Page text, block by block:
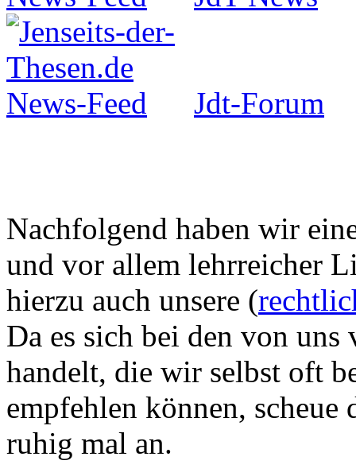
Jdt-Forum
Nachfolgend haben wir
und vor allem lehrreicher
hierzu auch unsere (
Da es sich bei den von
handelt, die wir selbst oft
empfehlen können,
ruhig mal an.